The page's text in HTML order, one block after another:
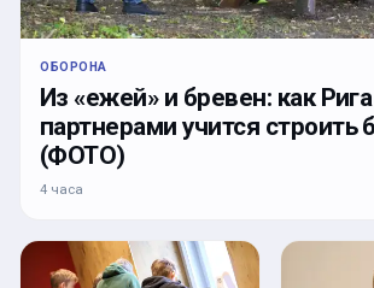
ОБОРОНА
Из «ежей» и бревен: как
партнерами учится строить
(ФОТО)
4 часа